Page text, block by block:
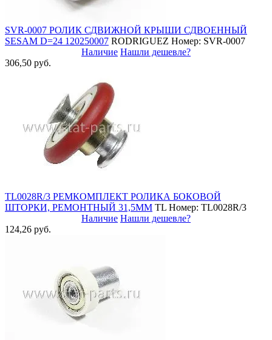
SVR-0007 РОЛИК СДВИЖНОЙ КРЫШИ СДВОЕННЫЙ
SESAM D=24 120250007 RODRIGUEZ Номер: SVR-0007
Наличие Нашли дешевле?
306,50 руб.
TL0028R/3 РЕМКОМПЛЕКТ РОЛИКА БОКОВОЙ
ШТОРКИ, РЕМОНТНЫЙ 31,5ММ TL Номер: TL0028R/3
Наличие Нашли дешевле?
124,26 руб.